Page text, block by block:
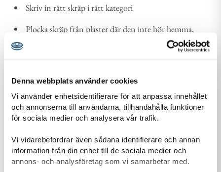
Denna webbplats använder cookies
Vi använder enhetsidentifierare för att anpassa innehållet
och annonserna till användarna, tillhandahålla funktioner
för sociala medier och analysera vår trafik.
Vi vidarebefordrar även sådana identifierare och annan
information från din enhet till de sociala medier och
annons- och analysföretag som vi samarbetar med.
Skriv in rätt skräp i rätt kategori
Plocka skräp från plaster där den inte hör hemma,
Ha gärna handskar
Ta hand om skräpet efter ni plockat upp det, rätt skräp
på rätt plats
Bara skräp som samlas in under vecka 37 får registreras
Vi hoppas att ni vill vara med och plocka skräp med oss, är
det några frågor så är det bara att hör av er till
Joel.Kruse@scouterna.se